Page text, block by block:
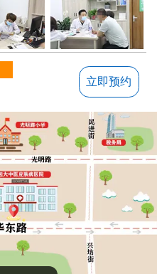
立即预约